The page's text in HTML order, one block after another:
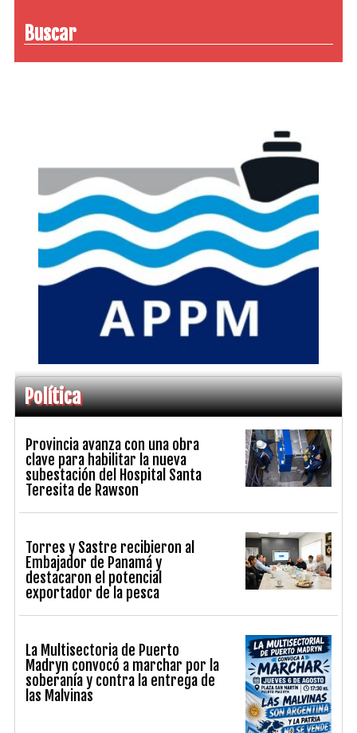
Buscar
Política
Provincia avanza con una obra
clave para habilitar la nueva
subestación del Hospital Santa
Teresita de Rawson
Torres y Sastre recibieron al
Embajador de Panamá y
destacaron el potencial
exportador de la pesca
La Multisectoria de Puerto
Madryn convocó a marchar por la
soberanía y contra la entrega de
las Malvinas